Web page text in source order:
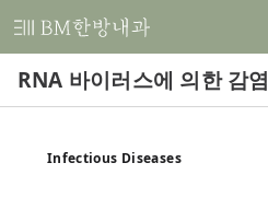
비
한
RNA 바이러스에 의한 감염
Infectious Diseases